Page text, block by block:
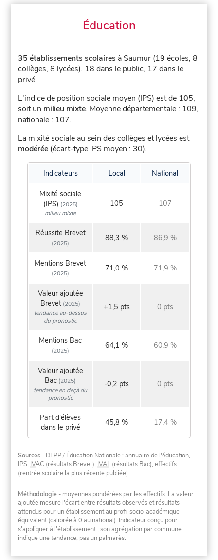
Éducation
35 établissements scolaires à Saumur (19 écoles, 8
collèges, 8 lycées). 18 dans le public, 17 dans le
privé.
L'indice de position sociale moyen (IPS) est de 105,
soit un milieu mixte. Moyenne départementale : 109,
nationale : 107.
La mixité sociale au sein des collèges et lycées est
modérée (écart-type IPS moyen : 30).
Indicateurs Local National
Mixité sociale
(IPS) (2025)
milieu mixte
105 107
Réussite Brevet
(2025)
88,3 % 86,9 %
Mentions Brevet
(2025)
71,0 % 71,9 %
Valeur ajoutée
Brevet (2025)
tendance au-dessus
du pronostic
+1,5 pts 0 pts
Mentions Bac
(2025)
64,1 % 60,9 %
Valeur ajoutée
Bac (2025)
tendance en deçà du
pronostic
-0,2 pts 0 pts
Part d'élèves
dans le privé
45,8 % 17,4 %
Sources - DEPP / Éducation Nationale : annuaire de l'éducation,
IPS, IVAC (résultats Brevet), IVAL (résultats Bac), effectifs
(rentrée scolaire la plus récente publiée).
Méthodologie - moyennes pondérées par les effectifs. La valeur
ajoutée mesure l'écart entre résultats observés et résultats
attendus pour un établissement au profil socio-académique
équivalent (calibrée à 0 au national). Indicateur conçu pour
s'appliquer à l'établissement ; son agrégation par commune
indique une tendance, pas un palmarès.